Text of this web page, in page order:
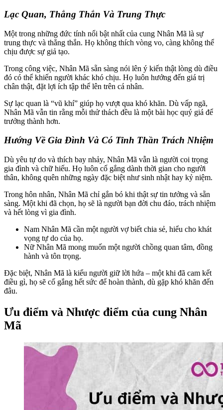
Lạc Quan, Thẳng Thắn Và Trung Thực
Một trong những đức tính nổi bật nhất của cung Nhân Mã là sự
trung thực và thẳng thắn. Họ không thích vòng vo, càng không thể
chịu được sự giả tạo.
Trong công việc, Nhân Mã sẵn sàng nói lên ý kiến thật lòng dù điều
đó có thể khiến người khác khó chịu. Họ luôn hướng đến giá trị
chân thật, đặt lợi ích tập thể lên trên cá nhân.
Sự lạc quan là “vũ khí” giúp họ vượt qua khó khăn. Dù vấp ngã,
Nhân Mã vẫn tin rằng mỗi thử thách đều là một bài học quý giá để
trưởng thành hơn.
Hướng Về Gia Đình Và Có Tinh Thần Trách Nhiệm
Dù yêu tự do và thích bay nhảy, Nhân Mã vẫn là người coi trọng
gia đình và chữ hiếu. Họ luôn cố gắng dành thời gian cho người
thân, không quên những ngày đặc biệt như sinh nhật hay kỷ niệm.
Trong hôn nhân, Nhân Mã chỉ gắn bó khi thật sự tin tưởng và sẵn
sàng. Một khi đã chọn, họ sẽ là người bạn đời chu đáo, trách nhiệm
và hết lòng vì gia đình.
Nam Nhân Mã cần một người vợ biết chia sẻ, hiểu cho khát
vọng tự do của họ.
Nữ Nhân Mã mong muốn một người chồng quan tâm, đồng
hành và tôn trọng.
Đặc biệt, Nhân Mã là kiểu người giữ lời hứa – một khi đã cam kết
điều gì, họ sẽ cố gắng hết sức để hoàn thành, dù gặp khó khăn đến
đâu.
Ưu điểm và Nhược điểm của cung Nhân
Mã